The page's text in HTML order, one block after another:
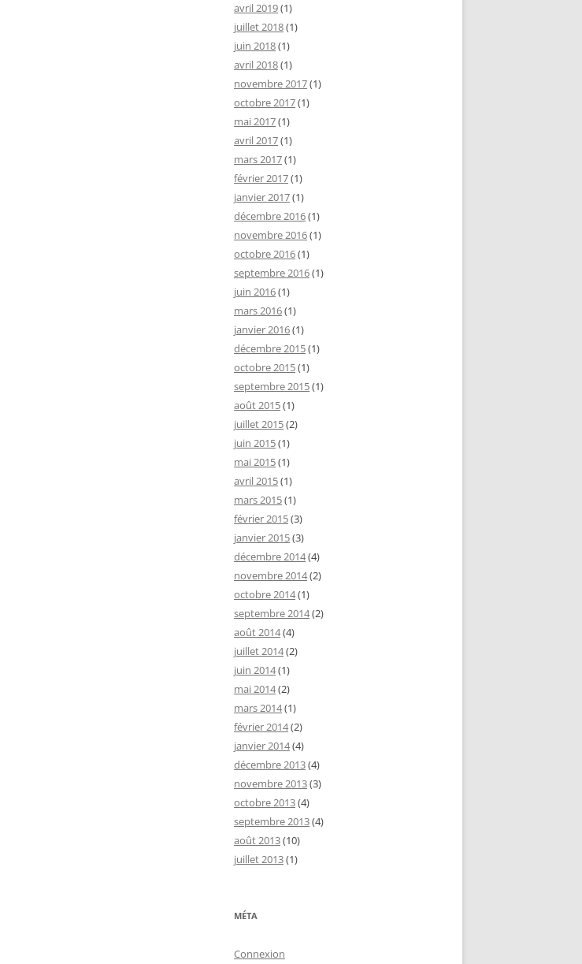
avril 2019(1)
juillet 2018(1)
juin 2018(1)
avril 2018(1)
novembre 2017(1)
octobre 2017(1)
mai 2017(1)
avril 2017(1)
mars 2017(1)
février 2017(1)
janvier 2017(1)
décembre 2016(1)
novembre 2016(1)
octobre 2016(1)
septembre 2016(1)
juin 2016(1)
mars 2016(1)
janvier 2016(1)
décembre 2015(1)
octobre 2015(1)
septembre 2015(1)
août 2015(1)
juillet 2015(2)
juin 2015(1)
mai 2015(1)
avril 2015(1)
mars 2015(1)
février 2015(3)
janvier 2015(3)
décembre 2014(4)
novembre 2014(2)
octobre 2014(1)
septembre 2014(2)
août 2014(4)
juillet 2014(2)
juin 2014(1)
mai 2014(2)
mars 2014(1)
février 2014(2)
janvier 2014(4)
décembre 2013(4)
novembre 2013(3)
octobre 2013(4)
septembre 2013(4)
août 2013(10)
juillet 2013(1)
MÉTA
Connexion